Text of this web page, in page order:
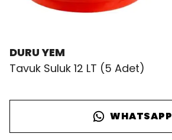
DURU YEM
Tavuk Suluk 12 LT (5 Adet)
WHATSAPP